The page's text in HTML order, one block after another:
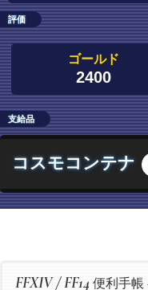
評価
ゴールド
2400
支給品
コスモコンテナ
FFXIV / FF14 便利手帳